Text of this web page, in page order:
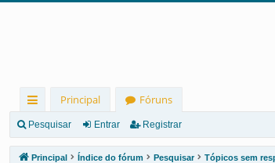
in
ks
Principal
Fóruns
Pesquisar Entrar Registrar
Principal Índice do fórum Pesquisar Tópicos sem